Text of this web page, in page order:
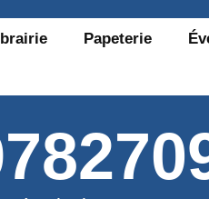
Papeterie